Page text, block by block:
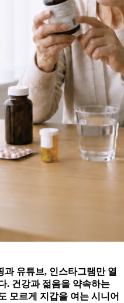
유튜브, 인스타그램만 열
. 건강과 젊음을 약속하는
모르게 지갑을 여는 시니어